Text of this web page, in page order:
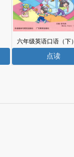
六年级英语口语（下）
电子课本
点读